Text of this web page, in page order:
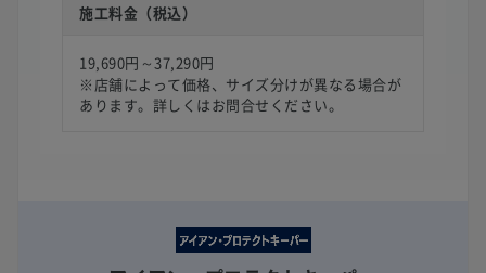
施工料金（税込）
19,690円～37,290円
※店舗によって価格、サイズ分けが異なる場合が
あります。詳しくはお問合せください。